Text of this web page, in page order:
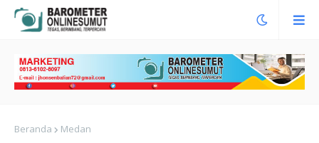
Beranda Medan